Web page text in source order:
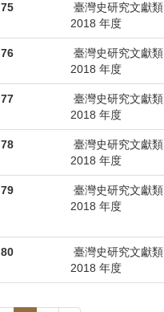
75
臺灣史研究文獻類
2018 年度
76
臺灣史研究文獻類
2018 年度
77
臺灣史研究文獻類
2018 年度
78
臺灣史研究文獻類
2018 年度
79
臺灣史研究文獻類
2018 年度
80
臺灣史研究文獻類
2018 年度